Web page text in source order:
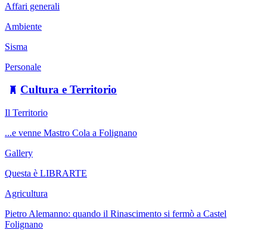
Affari generali
Ambiente
Sisma
Personale
Cultura e Territorio
Il Territorio
...e venne Mastro Cola a Folignano
Gallery
Questa è LIBRARTE
Agricultura
Pietro Alemanno: quando il Rinascimento si fermò a Castel
Folignano